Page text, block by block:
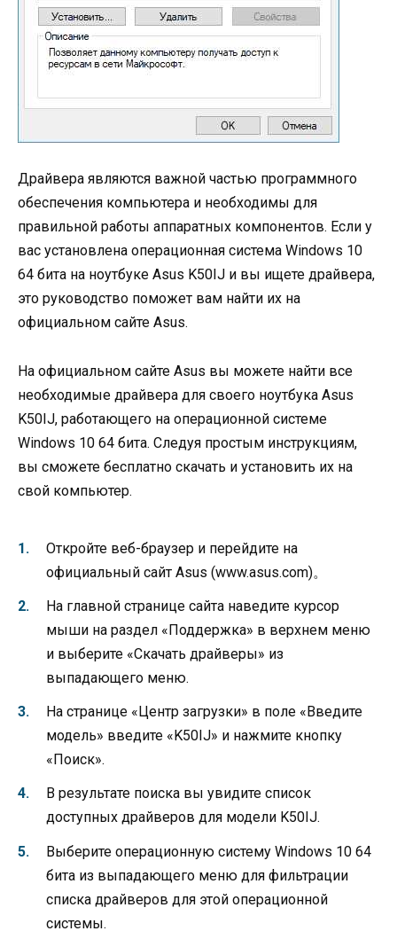
Драйвера являются важной частью программного
обеспечения компьютера и необходимы для
правильной работы аппаратных компонентов. Если у
вас установлена операционная система Windows 10
64 бита на ноутбуке Asus K50IJ и вы ищете драйвера,
это руководство поможет вам найти их на
официальном сайте Asus.
На официальном сайте Asus вы можете найти все
необходимые драйвера для своего ноутбука Asus
K50IJ, работающего на операционной системе
Windows 10 64 бита. Следуя простым инструкциям,
вы сможете бесплатно скачать и установить их на
свой компьютер.
Откройте веб-браузер и перейдите на
официальный сайт Asus (www.asus.com)。
На главной странице сайта наведите курсор
мыши на раздел «Поддержка» в верхнем меню
и выберите «Скачать драйверы» из
выпадающего меню.
На странице «Центр загрузки» в поле «Введите
модель» введите «K50IJ» и нажмите кнопку
«Поиск».
В результате поиска вы увидите список
доступных драйверов для модели K50IJ.
Выберите операционную систему Windows 10 64
бита из выпадающего меню для фильтрации
списка драйверов для этой операционной
системы.